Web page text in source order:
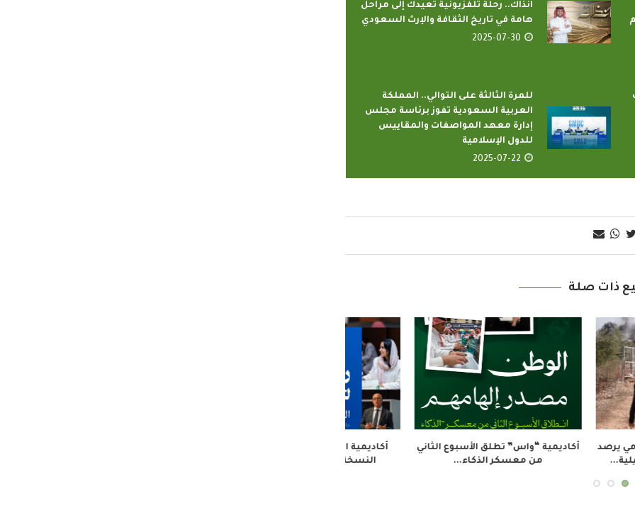
آنذاك.. رحلة تلفزيونية تعيدك إلى مراحل
هامة في تاريخ الثقافة والإرث السعودي
2025-07-30
للمرة الثالثة على التوالي.. المملكة
العربية السعودية تفوز برئاسة مجلس
إدارة معهد المواصفات والمقاييس
للدول الإسلامية
2025-07-22
ذات صلة
حول الصحافة
لتعزيز الوصول...
الإذاعة الجزائرية تحيي اليوم الوطني
للجيش بندوة تؤكد...